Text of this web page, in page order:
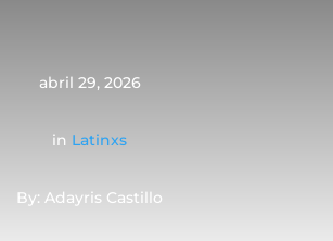
abril 29, 2026
in Latinxs
By: Adayris Castillo